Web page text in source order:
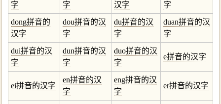
字
字
汉字
字
dong拼音的
汉字
dou拼音的汉
字
du拼音的汉
字
duan拼音的汉
字
dui拼音的汉
字
dun拼音的汉
字
duo拼音的汉
字
e拼音的汉字
ei拼音的汉字
en拼音的汉
字
eng拼音的汉
字
er拼音的汉字